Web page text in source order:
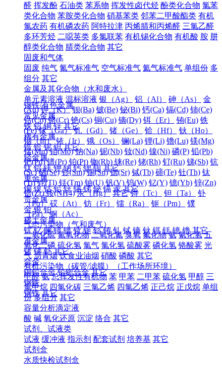
醛 挥发酚 石油类 苯系物 挥发性卤代烃 酚类化合物 氯苯
类化合物 苯胺类化合物 硝基苯类 邻苯二甲酸酯类 有机
氯农药 有机磷农药 阿特拉津 丙烯腈和丙烯醛 三氯乙醛
多环芳烃 二噁英类 多氯联苯 有机锡化合物 有机酸 胺 肼
醇类化合物 腈类化合物 其它
固废和气体
固废 纯气 氮气标准气 空气标准气 氦气标准气 单组份 多
组分 其它
金属及其化合物（水和废水）
单元素溶液 混标溶液 银（Ag） 铝（Al） 砷（As）
金
(Au) 钾（K） 钡(Ba) 铍(Be) 铋(Bi) 钙(Ca) 镉(Cd) 铈(Ce)
钴(Co) 铬(Cr) 铯(Cs) 铜(Cu) 镝(Dy) 铒（Er） 铕(Eu) 铁
(Fe) 镓（Ga） 钆（Gd） 锗（Ge） 铪（Hf）
钬（Ho）
铟（In） 铱（Ir） 锇（Os） 镧(La) 锂(Li) 镥(Lu) 镁(Mg)
锰(Mn) 钼(Mo) 钠(Na) 铌(Nb) 钕(Nd) 镍(Ni) 磷(P) 铅(Pb)
钯(Pd) 镨(Pr) 铂(Pt) 铷(Rb) 铼(Re) 铑(Rh) 钌(Ru) 锑(Sb) 钪
(Sc) 硒(Se) 钐(Sm) 锡(Sn) 锶(Sr) 铽(Tb) 碲(Te) 钍(Th) 钛
(Ti) 铊(Tl) 铥(Tm) 铀(U) 钒(V) 钨(W) 钇(Y) 镱(Yb) 锌(Zn)
锆(Zr) 铵(NH4) 汞（Hg） 其它 锝（Tc） 钽（Ta）
钋
（Po） 砹（At） 钫（Fr） 镭（Ra） 钷（Pm）
镤
（Pa） 锕（Ac）
气态污染物（气和废气）
二氧化硫 氮氧化物 二氧化氮 臭氧 氟化物 氨 氰化氢 五
氧化二磷 硫化氢 氯气 氯化氢 硫酸雾 磷化氢 铬酸雾 光
气 沥青烟 饮食业油烟 硝酸 磷酸 其它
有机污染物（碳管/滤膜）（工作场所环境）
甲醛 氨 总挥发性有机物 苯 甲苯 二甲苯 硫化氢 甲醇 三
氯甲烷 四氯化碳 三氯乙烯 四氯乙烯 正己烷 正戊烷 单组
份 多组分 其它
容量分析滴定液
酸 碱 氧化还原 沉淀 络合 其它
试剂、试液类
试液 缓冲液 指示剂 配套试剂 培养基 其它
试剂盒
水质快检试剂盒
钢铁/有色金属
常见金属
铁 铝 铜 锌 其它
稀有金属
锆 铪 铌 钽 其它
轻金属
钛 铝 镁 钾 钠 钙 锶 钡 其它
重金属
铜 镍 钴 铅 锌 锡 锑 铋 镉 汞 其它
贵金属
金 银 铂
稀土金属
钪 钇 镧 铈 镨 钕 钷 钐 铕 钆 铽 镝 钬 铒 铥 镱 镥 其它
准金属
锗 锑 钋 其它
合金
铜铅合金 铅钯合金 其它
钢铁
钢铁 其它